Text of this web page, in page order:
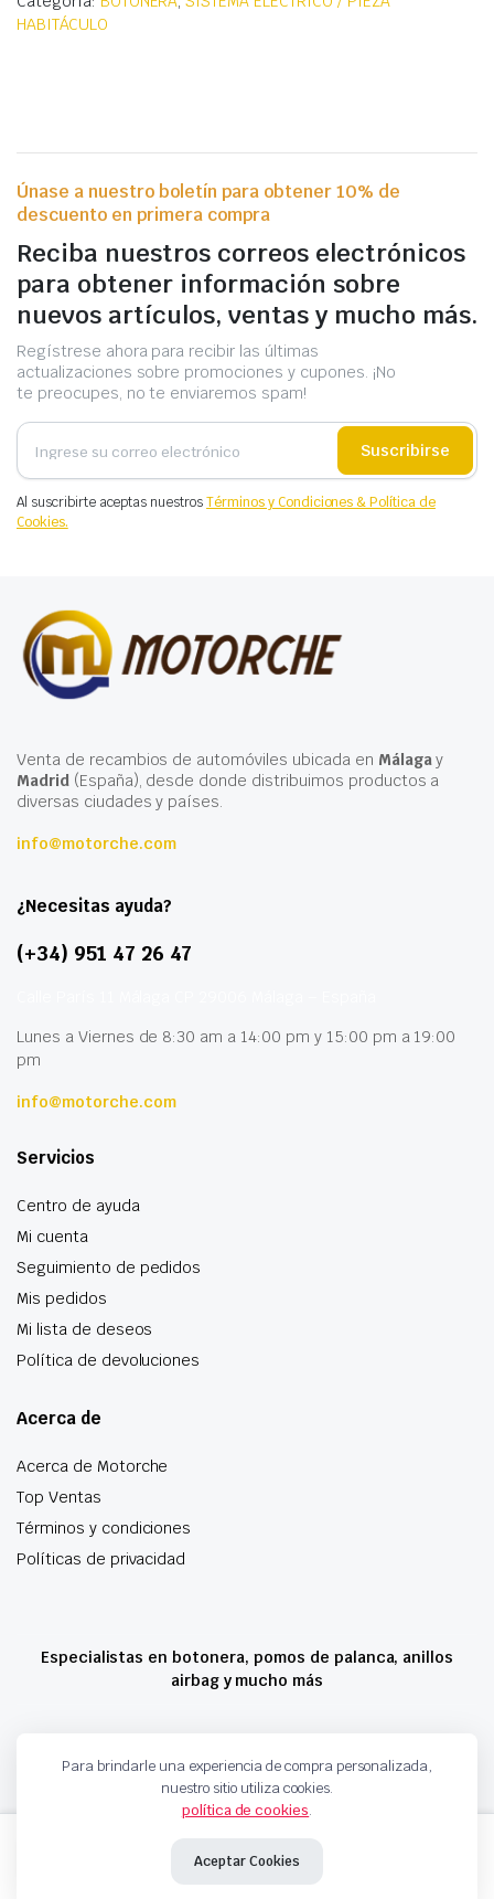
Añadir al carrito
HABITÁCULO
Únase a nuestro boletín para obtener 10% de
descuento en primera compra
Reciba nuestros correos electrónicos
para obtener información sobre
nuevos artículos, ventas y mucho más.
Regístrese ahora para recibir las últimas
actualizaciones sobre promociones y cupones. ¡No
te preocupes, no te enviaremos spam!
Suscribirse
Al suscribirte aceptas nuestrosTérminos y Condiciones & Política de
Cookies.
Venta de recambios de automóviles ubicada en Málagay
Madrid(España), desde donde distribuimos productos a
diversas ciudades y países.
info@motorche.com
¿Necesitas ayuda?
(+34) 951 47 26 47
Lunes a Viernes de 8:30 am a 14:00 pm y 15:00 pm a 19:00
pm
info@motorche.com
Servicios
Centro de ayuda
Mi cuenta
Seguimiento de pedidos
Mis pedidos
Mi lista de deseos
Política de devoluciones
Acerca de
Acerca de Motorche
Top Ventas
Términos y condiciones
Políticas de privacidad
Especialistas en botonera, pomos de palanca, anillos
airbag y mucho más
Copyright 2024 © Motorche Autoparts. Todos los derechos reservados
Para brindarle una experiencia de compra personalizada,
nuestro sitio utiliza cookies.
política de cookies.
Aceptar Cookies